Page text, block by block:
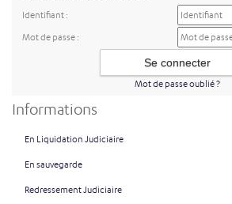
Identifiant :
Mot de passe :
Mot de passe oublié ?
Informations
En Liquidation Judiciaire
En sauvegarde
Redressement Judiciaire